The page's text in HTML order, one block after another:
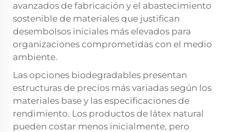
avanzados de fabricación y el abastecimiento
sostenible de materiales que justifican
desembolsos iniciales más elevados para
organizaciones comprometidas con el medio
ambiente.
Las opciones biodegradables presentan
estructuras de precios más variadas según los
materiales base y las especificaciones de
rendimiento. Los productos de látex natural
pueden costar menos inicialmente, pero